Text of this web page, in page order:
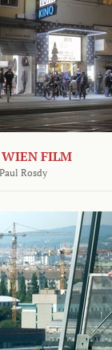
FILM
Paul Rosdy